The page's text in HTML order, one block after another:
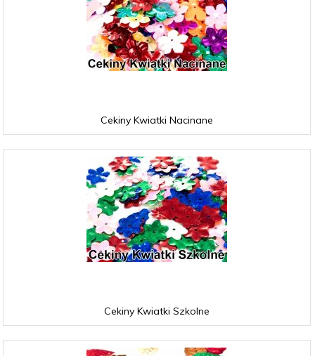
Cekiny Kwiatki Nacinane
Cekiny Kwiatki Szkolne